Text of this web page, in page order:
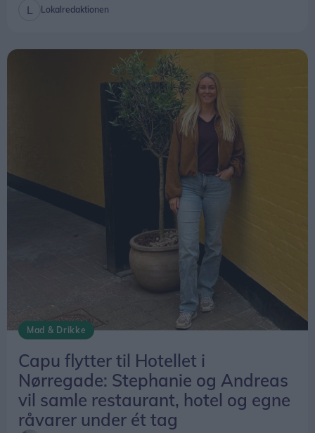
Lokalredaktionen
Mad & Drikke
Capu flytter til Hotellet i
Nørregade: Stephanie og Andreas
vil samle restaurant, hotel og egne
råvarer under ét tag